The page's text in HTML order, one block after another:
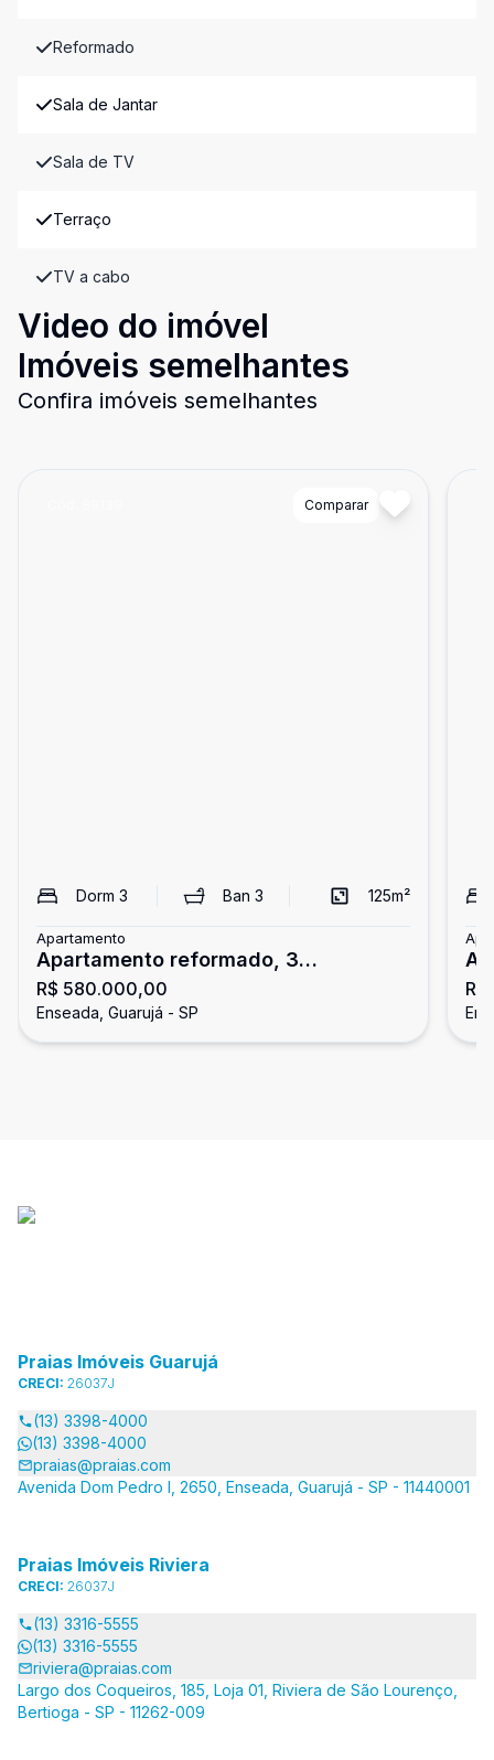
Reformado
Sala de Jantar
Sala de TV
Terraço
TV a cabo
Video do imóvel
Imóveis semelhantes
Confira imóveis semelhantes
Comparar
Dorm 3 Ban3 125m²
Apartamento
Apartamento reformado, 3
dormitórios, Enseada, Guarujá
R$ 580.000,00
Enseada, Guarujá - SP
Praias Imóveis Guarujá
CRECI: 26037J
(13) 3398-4000
(13) 3398-4000
praias@praias.com
Avenida Dom Pedro I, 2650, Enseada, Guarujá - SP - 11440001
Praias Imóveis Riviera
CRECI: 26037J
(13) 3316-5555
(13) 3316-5555
riviera@praias.com
Largo dos Coqueiros, 185, Loja 01, Riviera de São Lourenço,
Bertioga - SP - 11262-009